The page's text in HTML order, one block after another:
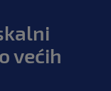
većih